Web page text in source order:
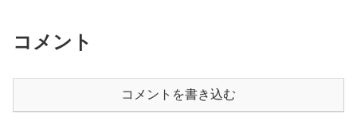
コメント
コメントを書き込む